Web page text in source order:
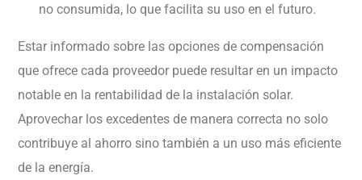
no consumida, lo que facilita su uso en el futuro.
Estar informado sobre las opciones de compensación
que ofrece cada proveedor puede resultar en un impacto
notable en la rentabilidad de la instalación solar.
Aprovechar los excedentes de manera correcta no solo
contribuye al ahorro sino también a un uso más eficiente
de la energía.